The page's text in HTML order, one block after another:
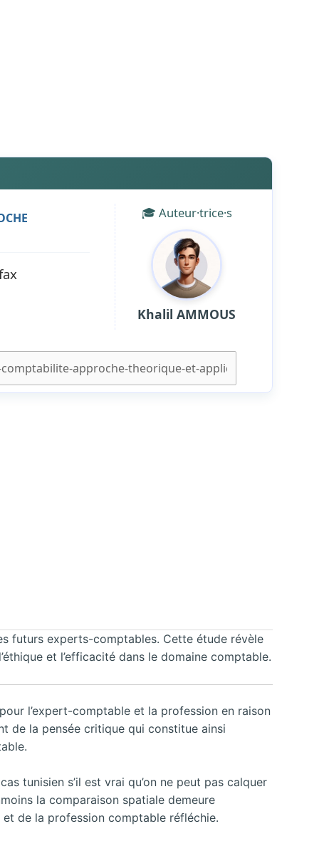
🎓 Auteur·trice·s
Khalil AMMOUS
futurs experts-comptables. Cette étude révèle
et l’efficacité dans le domaine comptable.
l’expert-comptable et la profession en raison
de la pensée critique qui constitue ainsi
tunisien s’il est vrai qu’on ne peut pas calquer
la comparaison spatiale demeure
de la profession comptable réfléchie.